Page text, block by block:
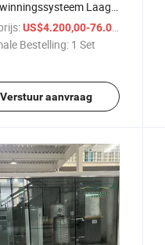
Laag
Lage emissie
US$4.200,00-76.000,00
Bestelling: 1 Set
Verstuur aanvraag